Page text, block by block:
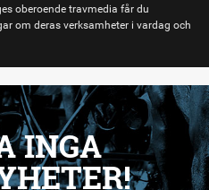
oberoende travmedia får du
om deras verksamheter i vardag och
INGA